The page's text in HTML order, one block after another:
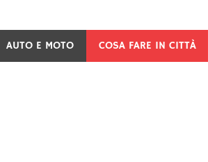
AUTO E MOTO COSA FARE IN CITTÀ